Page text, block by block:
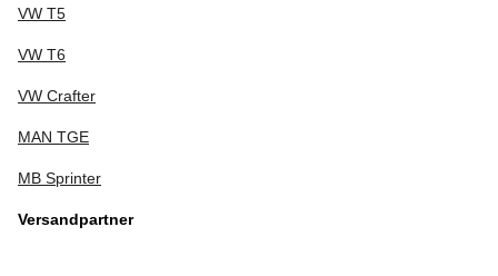
VW T5
VW T6
VW Crafter
MAN TGE
MB Sprinter
Versandpartner